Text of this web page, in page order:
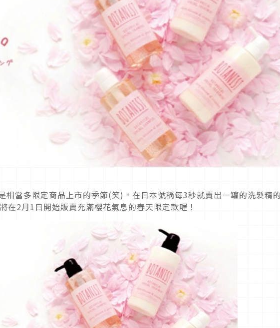
相當多限定商品上市的季節(笑)。在日本號稱每3秒就賣出一罐的洗髮精
在2月1日開始販賣充滿櫻花氣息的春天限定款喔！